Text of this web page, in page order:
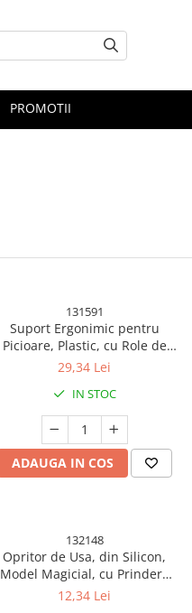
PROMOTII
131591
Suport Ergonimic pentru
Picioare, Plastic, cu Role de
Masaj pentru Talpi, pentru
Detasabil, 33.5x24x12 cm,
Negru
29,34 Lei
IN STOC
ADAUGA IN COS
132148
Opritor de Usa, din Silicon,
Model Magicial, cu Prindere
de Perete, Anti-Coliziune, 4x
12,34 Lei